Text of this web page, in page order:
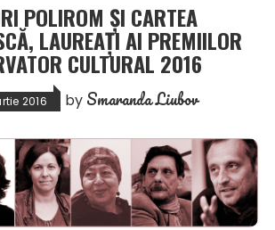
POLIROM ŞI CARTEA
LAUREAŢI AI PREMIILOR
CULTURAL 2016
2016 by Smaranda Liubov